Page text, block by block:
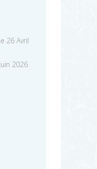
26 Avril
2026